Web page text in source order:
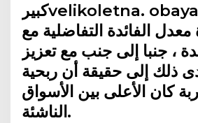
كبيرvelikoletna. obayatelnaya
معدل الفائدة التفاضلية مع
، جنبا إلى جنب مع تعزيز
ذلك إلى حقيقة أن ربحية
كان الأعلى بين الأسواق
الناشئة.